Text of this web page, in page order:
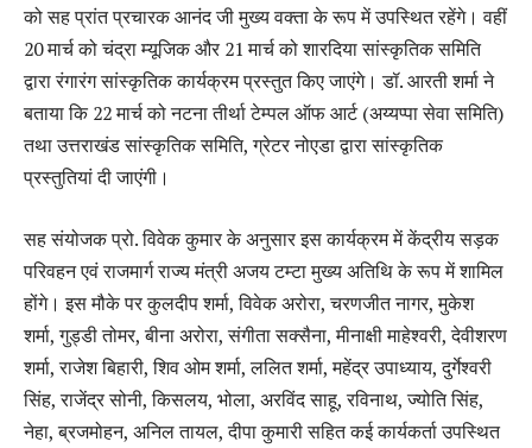
को सह प्रांत प्रचारक आनंद जी मुख्य वक्ता के रूप में उपस्थित रहेंगे। वहीं
20 मार्च को चंद्रा म्यूजिक और 21 मार्च को शारदिया सांस्कृतिक समिति
द्वारा रंगारंग सांस्कृतिक कार्यक्रम प्रस्तुत किए जाएंगे। डॉ. आरती शर्मा ने
बताया कि 22 मार्च को नटना तीर्था टेम्पल ऑफ आर्ट (अय्यप्पा सेवा समिति)
तथा उत्तराखंड सांस्कृतिक समिति, ग्रेटर नोएडा द्वारा सांस्कृतिक
प्रस्तुतियां दी जाएंगी।
सह संयोजक प्रो. विवेक कुमार के अनुसार इस कार्यक्रम में केंद्रीय सड़क
परिवहन एवं राजमार्ग राज्य मंत्री अजय टम्टा मुख्य अतिथि के रूप में शामिल
होंगे। इस मौके पर कुलदीप शर्मा, विवेक अरोरा, चरणजीत नागर, मुकेश
शर्मा, गुड्डी तोमर, बीना अरोरा, संगीता सक्सैना, मीनाक्षी माहेश्वरी, देवीशरण
शर्मा, राजेश बिहारी, शिव ओम शर्मा, ललित शर्मा, महेंद्र उपाध्याय, दुर्गेश्वरी
सिंह, राजेंद्र सोनी, किसलय, भोला, अरविंद साहू, रविनाथ, ज्योति सिंह,
नेहा, ब्रजमोहन, अनिल तायल, दीपा कुमारी सहित कई कार्यकर्ता उपस्थित